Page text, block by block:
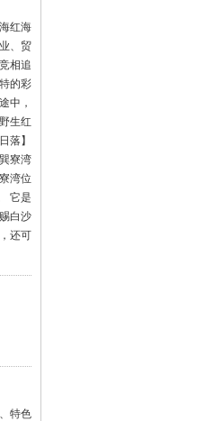
红海
、贸
相追
的彩
中，
生红
落】
寮湾
湾位
它是
白沙
还可
特色